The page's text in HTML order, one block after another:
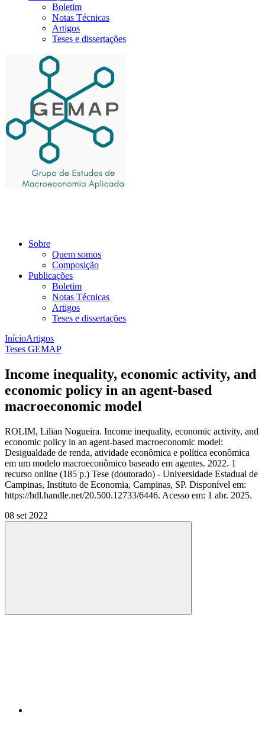
Boletim
Notas Técnicas
Artigos
Teses e dissertações
Sobre
Quem somos
Composição
Publicações
Boletim
Notas Técnicas
Artigos
Teses e dissertações
InícioArtigos
Teses GEMAP
Income inequality, economic activity, and
economic policy in an agent-based
macroeconomic model
ROLIM, Lilian Nogueira. Income inequality, economic activity, and
economic policy in an agent-based macroeconomic model:
Desigualdade de renda, atividade econômica e política econômica
em um modelo macroeconômico baseado em agentes. 2022. 1
recurso online (185 p.) Tese (doutorado) - Universidade Estadual de
Campinas, Instituto de Economia, Campinas, SP. Disponível em:
https://hdl.handle.net/20.500.12733/6446. Acesso em: 1 abr. 2025.
08 set 2022
Compartilhar